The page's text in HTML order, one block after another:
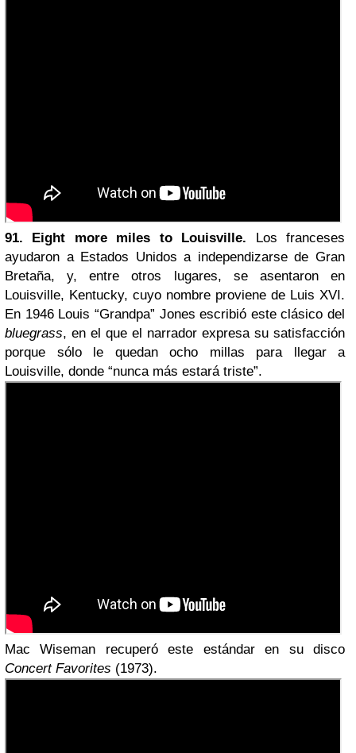
91. Eight more miles to Louisville. Los franceses
ayudaron a Estados Unidos a independizarse de Gran
Bretaña, y, entre otros lugares, se asentaron en
Louisville, Kentucky, cuyo nombre proviene de Luis XVI.
En 1946 Louis “Grandpa” Jones escribió este clásico del
bluegrass, en el que el narrador expresa su satisfacción
porque sólo le quedan ocho millas para llegar a
Louisville, donde “nunca más estará triste”.
Mac Wiseman recuperó este estándar en su disco
Concert Favorites (1973).